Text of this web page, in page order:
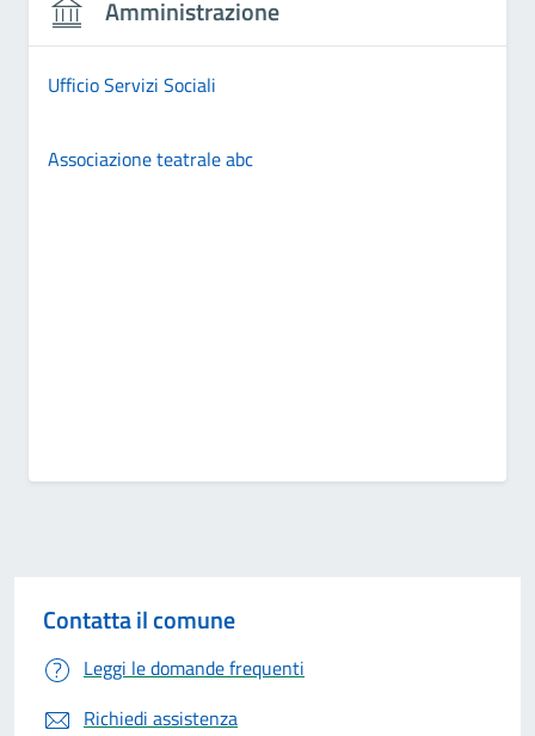
Amministrazione
Ufficio Servizi Sociali
Associazione teatrale abc
Contatta il comune
Leggi le domande frequenti
Richiedi assistenza